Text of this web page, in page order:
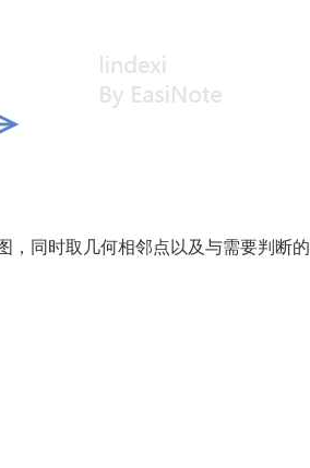
，同时取几何相邻点以及与需要判断